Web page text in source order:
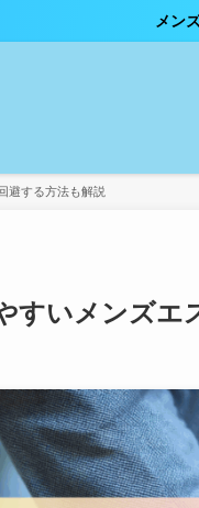
メンズエステ未経験でも働
避する方法も解説
すいメンズエ